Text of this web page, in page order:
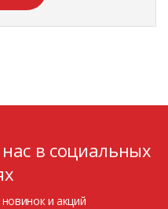
в социальных
и акций